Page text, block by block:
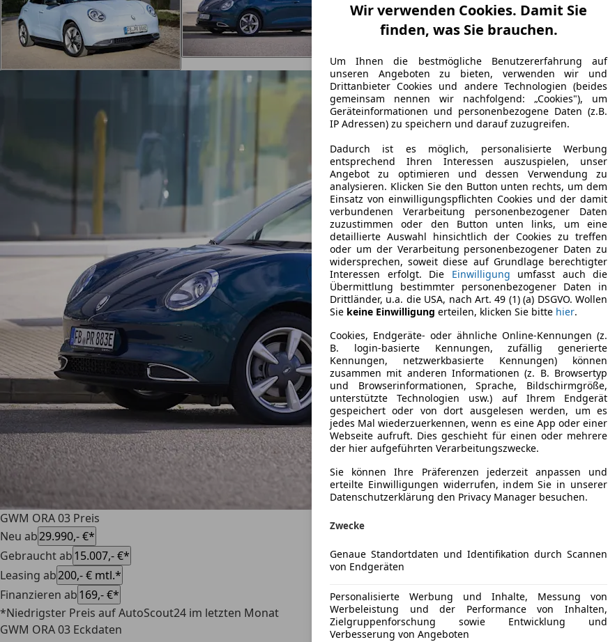
GWM ORA 03 Preis
Neu ab29.990,- €*
Gebraucht ab15.007,- €*
Leasing ab200,- € mtl.*
Finanzieren ab169,- €*
*Niedrigster Preis auf AutoScout24 im letzten Monat
GWM ORA 03 Eckdaten
Wir verwenden Cookies. Damit Sie
finden, was Sie brauchen.
Um Ihnen die bestmögliche Benutzererfahrung auf
unseren Angeboten zu bieten, verwenden wir und
Drittanbieter Cookies und andere Technologien (beides
gemeinsam nennen wir nachfolgend: „Cookies"), um
Geräteinformationen und personenbezogene Daten (z.B.
IP Adressen) zu speichern und darauf zuzugreifen.
Dadurch ist es möglich, personalisierte Werbung
entsprechend Ihren Interessen auszuspielen, unser
Angebot zu optimieren und dessen Verwendung zu
analysieren. Klicken Sie den Button unten rechts, um dem
Einsatz von einwilligungspflichten Cookies und der damit
verbundenen Verarbeitung personenbezogener Daten
zuzustimmen oder den Button unten links, um eine
detaillierte Auswahl hinsichtlich der Cookies zu treffen
oder um der Verarbeitung personenbezogener Daten zu
widersprechen, soweit diese auf Grundlage berechtigter
Interessen erfolgt. Die Einwilligung umfasst auch die
Übermittlung bestimmter personenbezogener Daten in
Drittländer, u.a. die USA, nach Art. 49 (1) (a) DSGVO. Wollen
Sie keine Einwilligung erteilen, klicken Sie bitte hier.
Cookies, Endgeräte- oder ähnliche Online-Kennungen (z.
B. login-basierte Kennungen, zufällig generierte
Kennungen, netzwerkbasierte Kennungen) können
zusammen mit anderen Informationen (z. B. Browsertyp
und Browserinformationen, Sprache, Bildschirmgröße,
unterstützte Technologien usw.) auf Ihrem Endgerät
gespeichert oder von dort ausgelesen werden, um es
jedes Mal wiederzuerkennen, wenn es eine App oder einer
Webseite aufruft. Dies geschieht für einen oder mehrere
der hier aufgeführten Verarbeitungszwecke.
Sie können Ihre Präferenzen jederzeit anpassen und
erteilte Einwilligungen widerrufen, indem Sie in unserer
Datenschutzerklärung den Privacy Manager besuchen.
Zwecke
Genaue Standortdaten und Identifikation durch Scannen
von Endgeräten
Personalisierte Werbung und Inhalte, Messung von
Werbeleistung und der Performance von Inhalten,
Zielgruppenforschung sowie Entwicklung und
Verbesserung von Angeboten